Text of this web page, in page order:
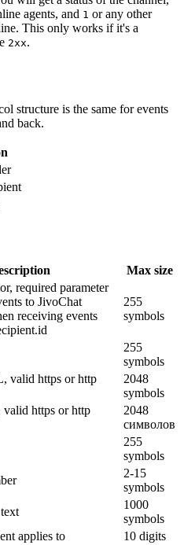
agents, and 1 or any other
This only works if it's a
2xx.
structure is the same for events
back.
Max size
required parameter
to JivoChat
receiving events
255
symbols
255
symbols
valid https or http
2048
symbols
https or http
2048
символов
255
symbols
2-15
symbols
1000
symbols
applies to
10 digits